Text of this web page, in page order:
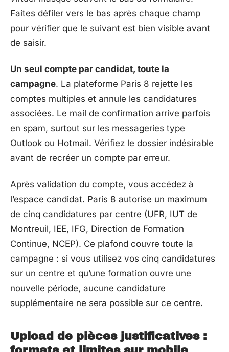
Faites défiler vers le bas après chaque champ
pour vérifier que le suivant est bien visible avant
de saisir.
Un seul compte par candidat, toute la
campagne. La plateforme Paris 8 rejette les
comptes multiples et annule les candidatures
associées. Le mail de confirmation arrive parfois
en spam, surtout sur les messageries type
Outlook ou Hotmail. Vérifiez le dossier indésirable
avant de recréer un compte par erreur.
Après validation du compte, vous accédez à
l’espace candidat. Paris 8 autorise un maximum
de cinq candidatures par centre (UFR, IUT de
Montreuil, IEE, IFG, Direction de Formation
Continue, NCEP). Ce plafond couvre toute la
campagne : si vous utilisez vos cinq candidatures
sur un centre et qu’une formation ouvre une
nouvelle période, aucune candidature
supplémentaire ne sera possible sur ce centre.
Upload de pièces justificatives :